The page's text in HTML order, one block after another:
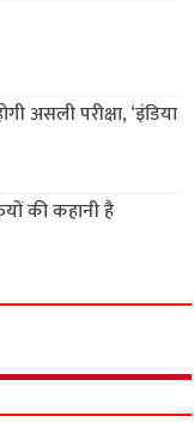
असली परीक्षा, ‘इंडिया
की कहानी है